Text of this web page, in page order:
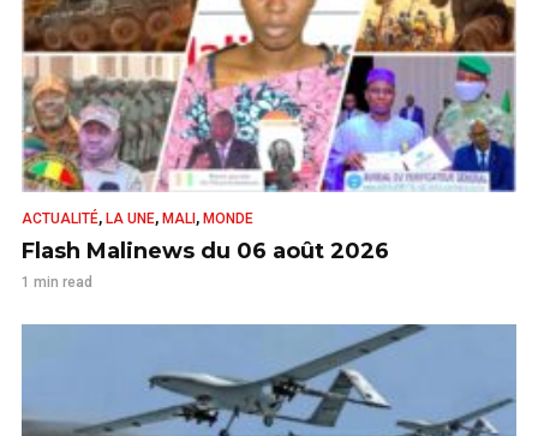
ACTUALITÉ, LA UNE, MALI , MONDE
Flash Malinews du 06 août 2026
1 min read